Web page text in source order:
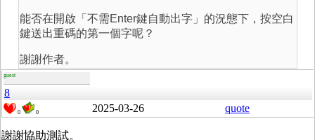
能否在開啟「不需Enter鍵自動出字」的況態下，按空白
鍵送出重碼的第一個字呢？
謝謝作者。
guest
8
0 0 2025-03-26 quote
謝謝協助測試。